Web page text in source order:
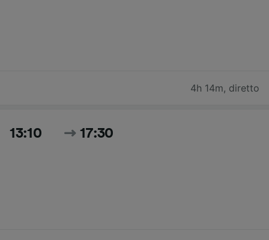
4h 14m, diretto
13:10 17:30